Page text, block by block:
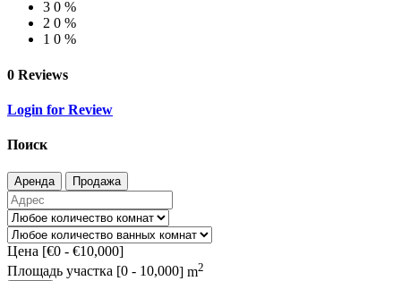
3 0 %
2 0 %
1 0 %
0 Reviews
Login for Review
Поиск
Аренда Продажа
Цена [€0 - €10,000]
Площадь участка [0 - 10,000] m2